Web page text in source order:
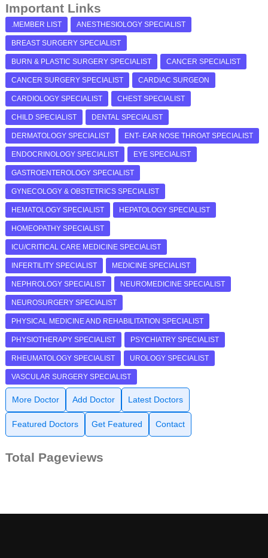
Important Links
.MEMBER LIST ANESTHESIOLOGY SPECIALIST
BREAST SURGERY SPECIALIST
BURN & PLASTIC SURGERY SPECIALIST CANCER SPECIALIST
CANCER SURGERY SPECIALIST CARDIAC SURGEON
CARDIOLOGY SPECIALIST CHEST SPECIALIST
CHILD SPECIALIST DENTAL SPECIALIST
DERMATOLOGY SPECIALIST ENT- EAR NOSE THROAT SPECIALIST
ENDOCRINOLOGY SPECIALIST EYE SPECIALIST
GASTROENTEROLOGY SPECIALIST
GYNECOLOGY & OBSTETRICS SPECIALIST
HEMATOLOGY SPECIALIST HEPATOLOGY SPECIALIST
HOMEOPATHY SPECIALIST
ICU/CRITICAL CARE MEDICINE SPECIALIST
INFERTILITY SPECIALIST MEDICINE SPECIALIST
NEPHROLOGY SPECIALIST NEUROMEDICINE SPECIALIST
NEUROSURGERY SPECIALIST
PHYSICAL MEDICINE AND REHABILITATION SPECIALIST
PHYSIOTHERAPY SPECIALIST PSYCHIATRY SPECIALIST
RHEUMATOLOGY SPECIALIST UROLOGY SPECIALIST
VASCULAR SURGERY SPECIALIST
More Doctor Add Doctor Latest Doctors
Featured Doctors Get Featured Contact
Total Pageviews